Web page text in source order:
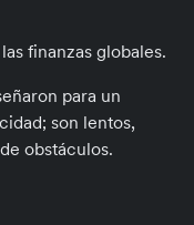
finanzas globales.
para un
son lentos,
obstáculos.